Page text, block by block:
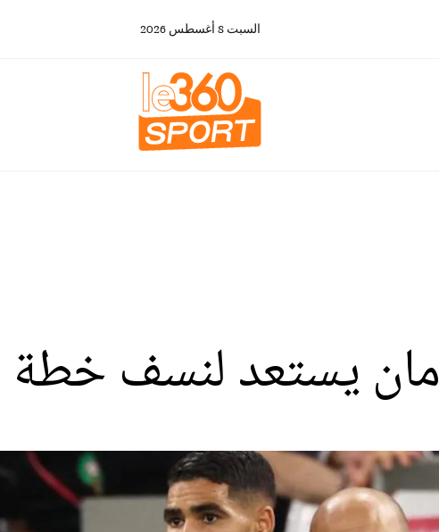
السبت 8 أغسطس 2026
يستعد لنسف خطة